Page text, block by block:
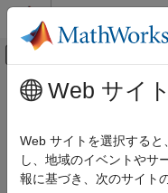
コンテンツへスキップ
オフキャン
ドキュメンテーションのホーム
MATLAB Compiler SDK
MATLAB Production Server に
メインコンテンツ
start
永続性サービスを開始
Web サイ
Web サイトを選択する
し、地域のイベントやサ
報に基づき、次のサイト